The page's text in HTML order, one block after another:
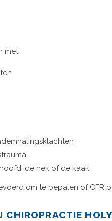
met:
de nek of de kaak
om te bepalen of CFR